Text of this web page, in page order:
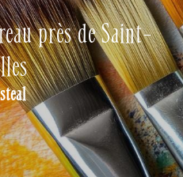
près de Saint-